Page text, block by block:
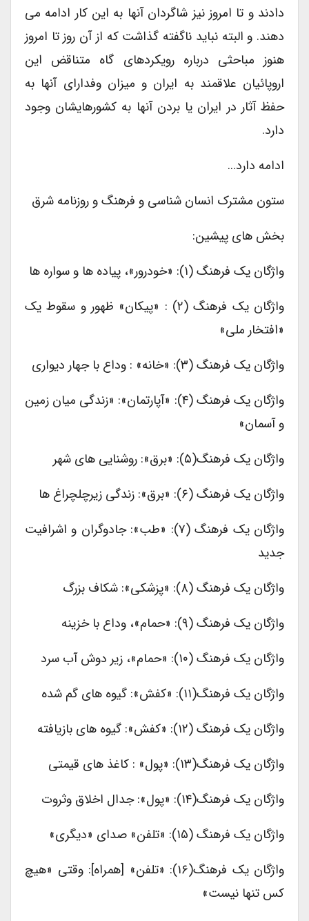
دادند و تا امروز نیز شاگردان آنها به این کار ادامه می
دهند. و البته نباید ناگفته گذاشت که از آن روز تا امروز
هنوز مباحثی درباره رویکردهای گاه متناقض این
اروپائیان علاقمند به ایران و میزان وفدارای آنها به
حفظ آثار در ایران یا بردن آنها به کشورهایشان وجود
دارد.
ادامه دارد…
ستون مشترک انسان شناسی و فرهنگ و روزنامه شرق
بخش های پیشین:
واژگان یک فرهنگ (۱): «خودرور»، پیاده ها و سواره ها
واژگان یک فرهنگ (۲) : «پیکان» ظهور و سقوط یک
«افتخار ملی»
واژگان یک فرهنگ (۳): «خانه» : وداع با جهار دیواری
واژگان یک فرهنگ (۴): «آپارتمان»: «زندگی میان زمین
و آسمان»
واژگان یک فرهنگ(۵): «برق»: روشنایی های شهر
واژگان یک فرهنگ (۶): «برق»: زندگی زیرچلچراغ ها
واژگان یک فرهنگ (۷): «طب»: جادوگران و اشرافیت
جدید
واژگان یک فرهنگ (۸): «پزشکی»: شکاف بزرگ
واژگان یک فرهنگ (۹): «حمام»، وداع با خزینه
واژگان یک فرهنگ (۱۰): «حمام»، زیر دوش آب سرد
واژگان یک فرهنگ(۱۱): «کفش»: گیوه های گم شده
واژگان یک فرهنگ (۱۲): «کفش»: گیوه های بازیافته
واژگان یک فرهنگ(۱۳): «پول» : کاغذ های قیمتی
واژگان یک فرهنگ(۱۴): «پول»: جدال اخلاق وثروت
واژگان یک فرهنگ (۱۵): «تلفن» صدای «دیگری»
واژگان یک فرهنگ(۱۶): «تلفن» [همراه]: وقتی «هیچ
کس تنها نیست»